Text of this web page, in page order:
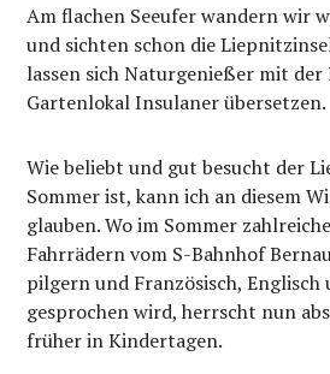
Am flachen Seeufer wandern wir
und sichten schon die
lassen sich Naturgenießer mit
Gartenlokal Insulaner übersetzen.
Wie beliebt und gut besucht der
Sommer ist, kann ich an diesem
glauben. Wo im Sommer
Fahrrädern vom S-Bahnhof
pilgern und Französisch, Englisch
gesprochen wird, herrscht nun
früher in Kindertagen.